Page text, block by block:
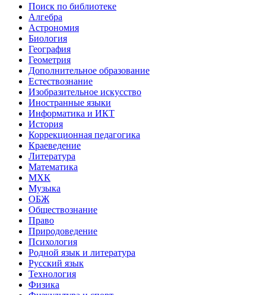
Поиск по библиотеке
Алгебра
Астрономия
Биология
География
Геометрия
Дополнительное образование
Естествознание
Изобразительное искусство
Иностранные языки
Информатика и ИКТ
История
Коррекционная педагогика
Краеведение
Литература
Математика
МХК
Музыка
ОБЖ
Обществознание
Право
Природоведение
Психология
Родной язык и литература
Русский язык
Технология
Физика